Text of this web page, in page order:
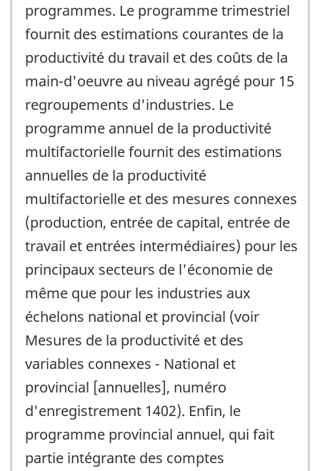
programmes. Le programme trimestriel
fournit des estimations courantes de la
productivité du travail et des coûts de la
main-d'oeuvre au niveau agrégé pour 15
regroupements d'industries. Le
programme annuel de la productivité
multifactorielle fournit des estimations
annuelles de la productivité
multifactorielle et des mesures connexes
(production, entrée de capital, entrée de
travail et entrées intermédiaires) pour les
principaux secteurs de l'économie de
même que pour les industries aux
échelons national et provincial (voir
Mesures de la productivité et des
variables connexes - National et
provincial [annuelles], numéro
d'enregistrement 1402). Enfin, le
programme provincial annuel, qui fait
partie intégrante des comptes